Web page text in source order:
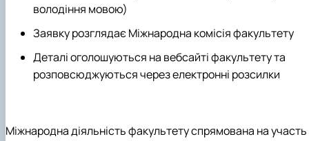
володіння мовою)
Заявку розглядає Міжнародна комісія факультету
Деталі оголошуються на вебсайті факультету та
розповсюджуються через електронні розсилки
Міжнародна діяльність факультету спрямована на участь